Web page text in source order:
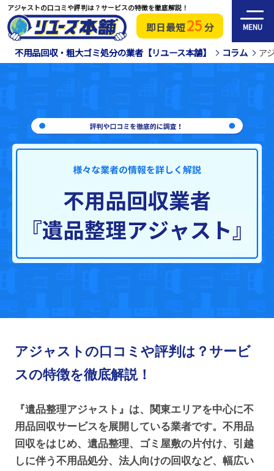
即日最短25分 MENU
アジャストの口コミや評判は？サービスの特徴を徹底解説！
不用品回収・粗大ゴミ処分の業者【リユース本舗】 コラム ア
アジャストの口コミや評判は？サービ
スの特徴を徹底解説！
『遺品整理アジャスト』は、関東エリアを中心に不
用品回収サービスを展開している業者です。不用品
回収をはじめ、遺品整理、ゴミ屋敷の片付け、引越
しに伴う不用品処分、法人向けの回収など、幅広い